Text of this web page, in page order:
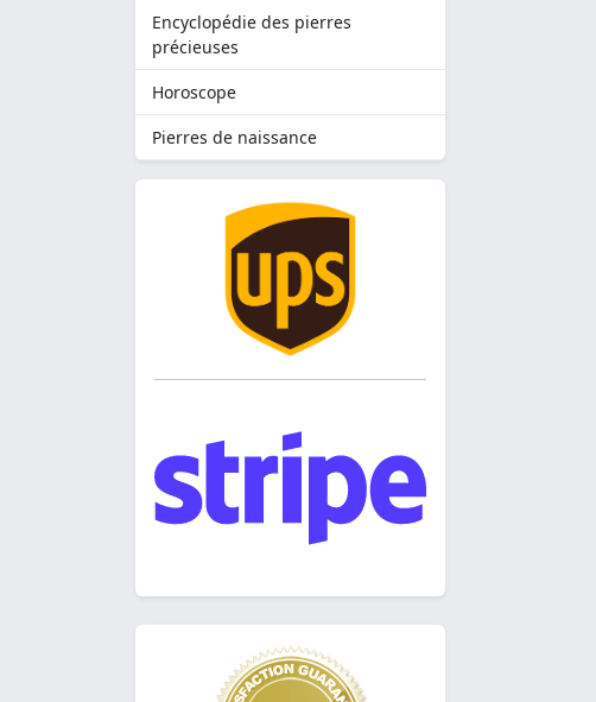
Encyclopédie des pierres
précieuses
Horoscope
Pierres de naissance